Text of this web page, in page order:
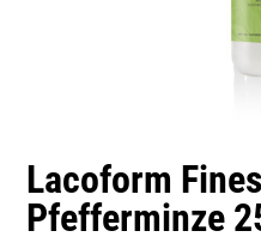
Lacoform
Pfefferminze